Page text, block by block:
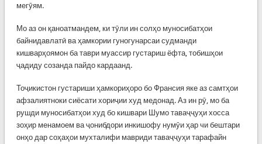
мегӯям.
Мо аз он қаноатмандем, ки тӯли ин солҳо муносибатҳои
байнидавлатӣ ва ҳамкории гуногунарсаи судманди
кишварҳоямон ба таври муассир густариш ёфта, тобишҳои
ҷадиду созанда пайдо кардаанд.
Тоҷикистон густариши ҳамкориҳоро бо Франсия яке аз самтҳои
афзалиятноки сиёсати хориҷии худ медонад. Аз ин рӯ, мо ба
рушди муносибатҳои худ бо кишвари Шумо таваҷҷуҳи хосса
зоҳир менамоем ва ҷонибдори инкишофу нумӯи ҳар чи бештари
онҳо дар соҳаҳои мухталифи мавриди таваҷҷуҳи тарафайн